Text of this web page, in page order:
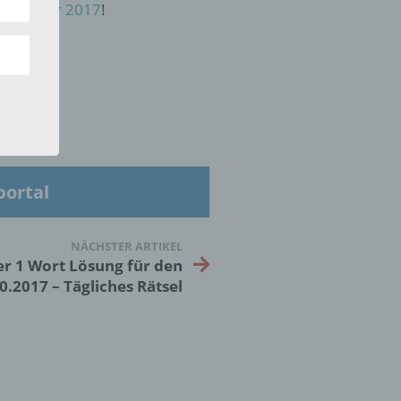
Oktober 2017!
NÄCHSTER ARTIKEL
1 Wort Lösung für den
– Tägliches Rätsel